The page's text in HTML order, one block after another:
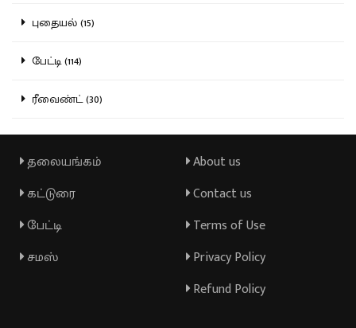
புதையல் (15)
பேட்டி (114)
ரீவைண்ட் (30)
தலையங்கம்
கட்டுரை
பேட்டி
சமஸ்
About us
Contact us
Terms of Use
Privacy Policy
Refund Policy